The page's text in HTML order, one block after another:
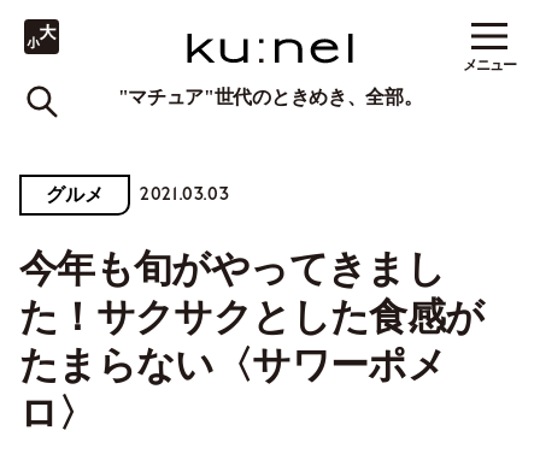
"マチュア"世代のときめき、全部。
メニュー
グルメ 2021.03.03
今年も旬がやってきまし
た！サクサクとした食感が
たまらない〈サワーポメ
ロ〉